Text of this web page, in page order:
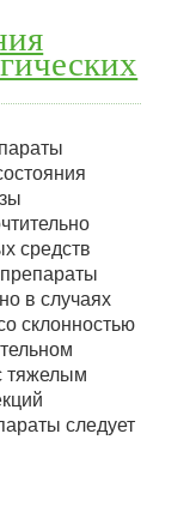
средств
в случаях
склонностью
тяжелым
следует